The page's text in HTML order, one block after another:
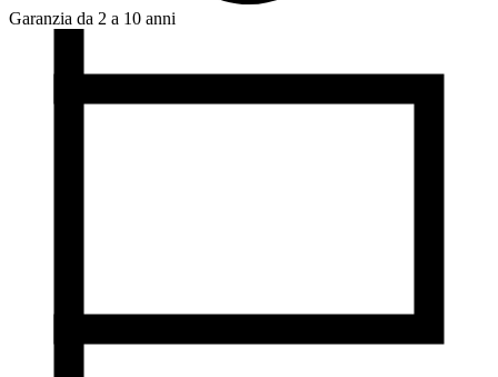
Garanzia da 2 a 10 anni